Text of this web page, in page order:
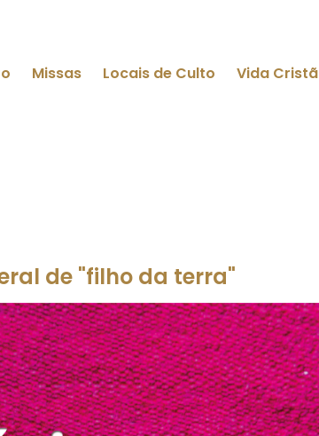
Missas Locais de Culto Vida Cristã
de "filho da terra"